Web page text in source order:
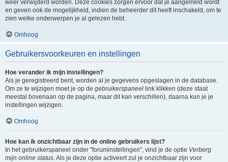
weer verwijderd worden. Deze cookies zorgen ervoor dat je aangemeld wordt
en geven ook de mogelijkheid, indien de beheerder dit heeft inschakeld, om te
zien welke onderwerpen je al gelezen hebt.
Omhoog
Gebruikersvoorkeuren en instellingen
Hoe verander ik mijn instellingen?
Als je geregistreerd bent, worden al je gegevens opgeslagen in de database.
Om ze te wijzigen moet je op de gebruikerspaneel link klikken (deze staat
meestal bovenaan op de pagina, maar dit kan verschillen), daarna kun je je
instellingen wijzigen.
Omhoog
Hoe kan ik onzichtbaar zijn in de online gebruikers lijst?
In het gebruikerspaneel onder "foruminstellingen", vind je de optie Verberg
mijn online status. Als je deze optie activeert zul je onzichtbaar zijn voor